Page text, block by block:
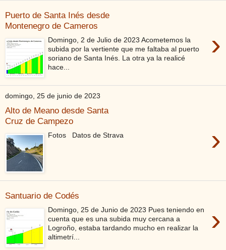
Puerto de Santa Inés desde
Montenegro de Cameros
›
Domingo, 2 de Julio de 2023 Acometemos la
subida por la vertiente que me faltaba al puerto
soriano de Santa Inés. La otra ya la realicé
hace...
domingo, 25 de junio de 2023
Alto de Meano desde Santa
Cruz de Campezo
›
Fotos Datos de Strava
Santuario de Codés
›
Domingo, 25 de Junio de 2023 Pues teniendo en
cuenta que es una subida muy cercana a
Logroño, estaba tardando mucho en realizar la
altimetrí...